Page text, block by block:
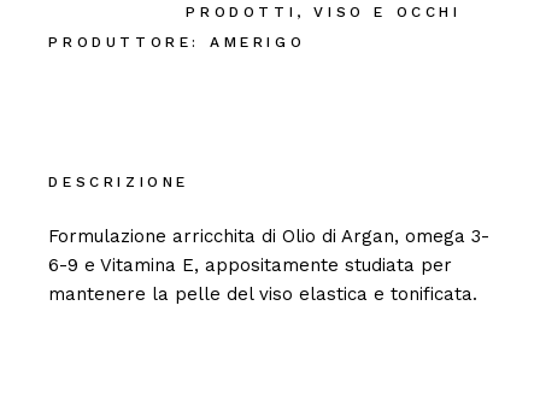
PRODOTTI ,VISO E OCCHI
PRODUTTORE:
AMERIGO
DESCRIZIONE
Formulazione arricchita di Olio di Argan, omega 3-
6-9 e Vitamina E, appositamente studiata per
mantenere la pelle del viso elastica e tonificata.